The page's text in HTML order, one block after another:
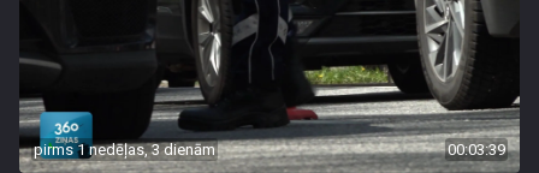
pirms 1 nedēļas, 3 dienām 00:03:39